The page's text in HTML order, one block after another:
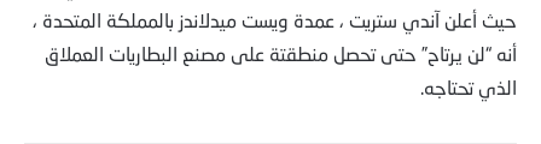
حيث أعلن آندي ستريت ، عمدة ويست ميدلاندز بالمملكة المتحدة ،
أنه “لن يرتاح” حتى تحصل منطقتة على مصنع البطاريات العملاق
الذي تحتاجه.